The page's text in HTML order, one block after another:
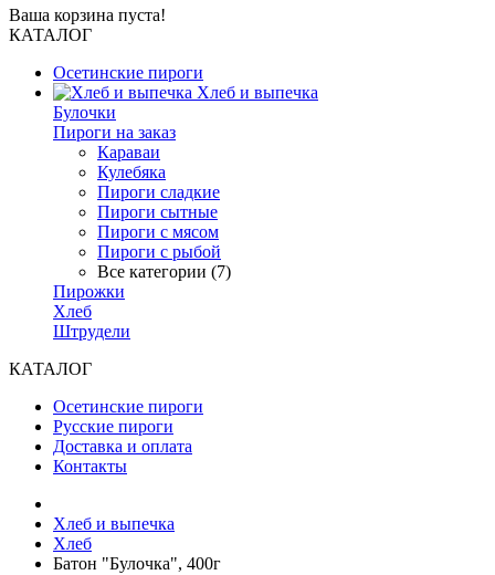
Ваша корзина пуста!
КАТАЛОГ
Осетинские пироги
Хлеб и выпечка
Булочки
Пироги на заказ
Караваи
Кулебяка
Пироги сладкие
Пироги сытные
Пироги с мясом
Пироги с рыбой
Все категории (7)
Пирожки
Хлеб
Штрудели
КАТАЛОГ
Осетинские пироги
Русские пироги
Доставка и оплата
Контакты
Хлеб и выпечка
Хлеб
Батон "Булочка", 400г